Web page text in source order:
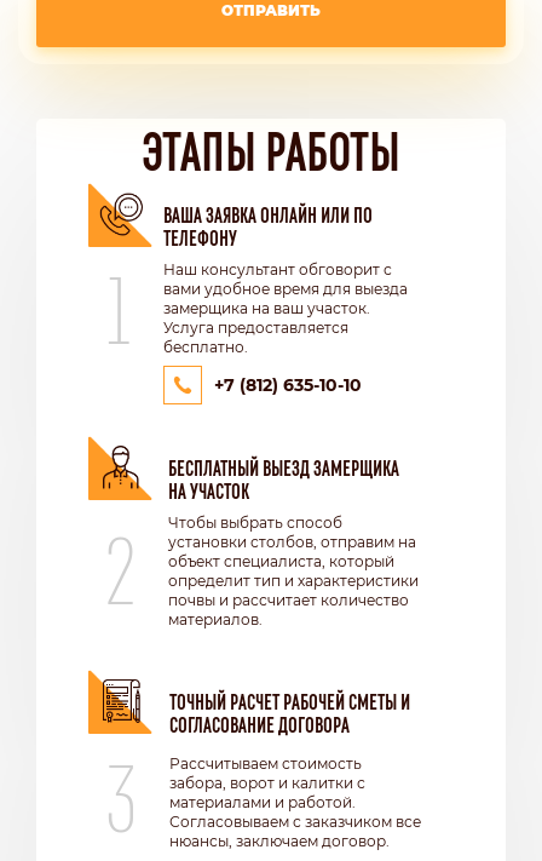
ОТПРАВИТЬ
ЭТАПЫ РАБОТЫ
1
ВАША ЗАЯВКА ОНЛАЙН ИЛИ ПО
ТЕЛЕФОНУ
Наш консультант обговорит с
вами удобное время для выезда
замерщика на ваш участок.
Услуга предоставляется
бесплатно.
+7 (812) 635-10-10
2
БЕСПЛАТНЫЙ ВЫЕЗД ЗАМЕРЩИКА
НА УЧАСТОК
Чтобы выбрать способ
установки столбов, отправим на
объект специалиста, который
определит тип и характеристики
почвы и рассчитает количество
материалов.
3
ТОЧНЫЙ РАСЧЕТ РАБОЧЕЙ СМЕТЫ И
СОГЛАСОВАНИЕ ДОГОВОРА
Рассчитываем стоимость
забора, ворот и калитки с
материалами и работой.
Согласовываем с заказчиком все
нюансы, заключаем договор.